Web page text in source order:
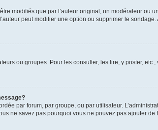
modifiés que par l’auteur original, un modérateur ou
peut modifier une option ou supprimer le
ou groupes. Pour les consulter, les lire, y poster,
par forum, par groupe, ou par utilisateur.
ne savez pas pourquoi vous ne pouvez pas ajouter de